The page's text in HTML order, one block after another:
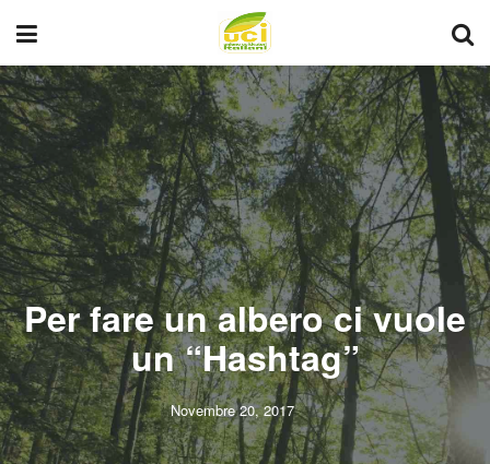
Per fare un albero ci vuole
un “Hashtag”
Novembre 20, 2017